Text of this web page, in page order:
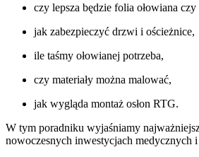
czy lepsza będzie folia ołowiana
jak zabezpieczyć drzwi i ościeżnice,
ile taśmy ołowianej potrzeba,
czy materiały można malować,
jak wygląda montaż osłon RTG.
W tym poradniku wyjaśniamy
nowoczesnych inwestycjach medycznych